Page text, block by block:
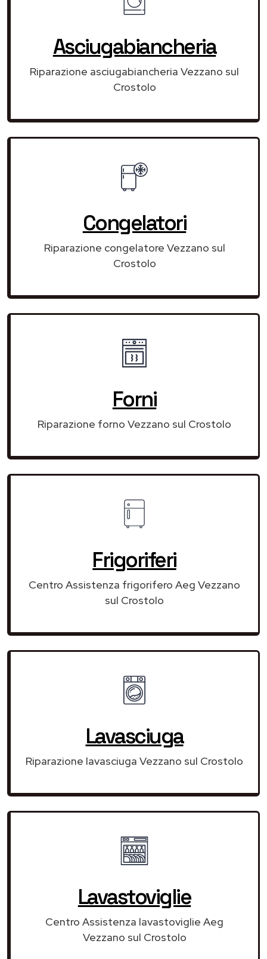
Asciugabiancheria
Riparazione asciugabiancheria Vezzano sul
Crostolo
Congelatori
Riparazione congelatore Vezzano sul
Crostolo
Forni
Riparazione forno Vezzano sul Crostolo
Frigoriferi
Centro Assistenza frigorifero Aeg Vezzano
sul Crostolo
Lavasciuga
Riparazione lavasciuga Vezzano sul Crostolo
Lavastoviglie
Centro Assistenza lavastoviglie Aeg
Vezzano sul Crostolo